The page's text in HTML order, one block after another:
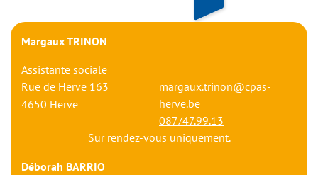
Margaux TRINON
Assistante sociale
Rue de Herve 163
4650 Herve
margaux.trinon@cpas-
herve.be
087/47.99.13
Sur rendez-vous uniquement.
Déborah BARRIO